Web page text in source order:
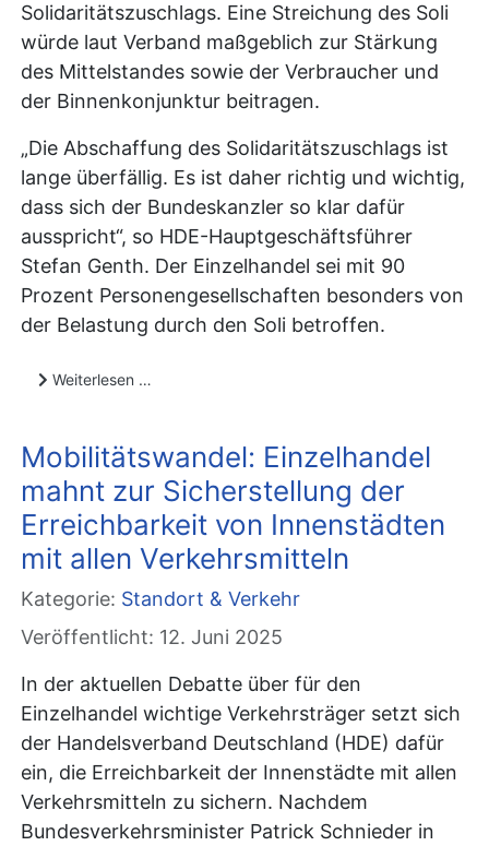
Solidaritätszuschlags. Eine Streichung des Soli
würde laut Verband maßgeblich zur Stärkung
des Mittelstandes sowie der Verbraucher und
der Binnenkonjunktur beitragen.
„Die Abschaffung des Solidaritätszuschlags ist
lange überfällig. Es ist daher richtig und wichtig,
dass sich der Bundeskanzler so klar dafür
ausspricht“, so HDE-Hauptgeschäftsführer
Stefan Genth. Der Einzelhandel sei mit 90
Prozent Personengesellschaften besonders von
der Belastung durch den Soli betroffen.
Weiterlesen …
Mobilitätswandel: Einzelhandel
mahnt zur Sicherstellung der
Erreichbarkeit von Innenstädten
mit allen Verkehrsmitteln
Kategorie: Standort & Verkehr
Veröffentlicht: 12. Juni 2025
In der aktuellen Debatte über für den
Einzelhandel wichtige Verkehrsträger setzt sich
der Handelsverband Deutschland (HDE) dafür
ein, die Erreichbarkeit der Innenstädte mit allen
Verkehrsmitteln zu sichern. Nachdem
Bundesverkehrsminister Patrick Schnieder in